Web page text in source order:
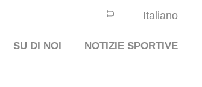
Italiano
SU DI NOI NOTIZIE SPORTIVE